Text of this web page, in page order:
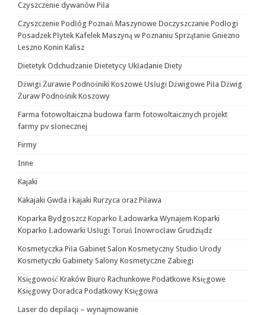
Czyszczenie dywanów Piła
Czyszczenie Podłóg Poznań Maszynowe Doczyszczanie Podłogi
Posadzek Płytek Kafelek Maszyną w Poznaniu Sprzątanie Gniezno
Leszno Konin Kalisz
Dietetyk Odchudzanie Dietetycy Układanie Diety
Dźwigi Żurawie Podnośniki Koszowe Usługi Dźwigowe Piła Dźwig
Żuraw Podnośnik Koszowy
Farma fotowoltaiczna budowa farm fotowoltaicznych projekt
farmy pv słonecznej
Firmy
Inne
Kajaki
Kakajaki Gwda i kajaki Rurzyca oraz Piława
Koparka Bydgoszcz Koparko Ładowarka Wynajem Koparki
Koparko Ładowarki Usługi Toruń Inowrocław Grudziądz
Kosmetyczka Piła Gabinet Salon Kosmetyczny Studio Urody
Kosmetyczki Gabinety Salony Kosmetyczne Zabiegi
Księgowość Kraków Biuro Rachunkowe Podatkowe Księgowe
Księgowy Doradca Podatkowy Księgowa
Laser do depilacji – wynajmowanie